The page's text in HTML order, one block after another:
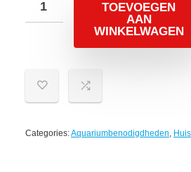
TOEVOEGEN
AAN
WINKELWAGEN
Categories:Aquariumbenodigdheden,